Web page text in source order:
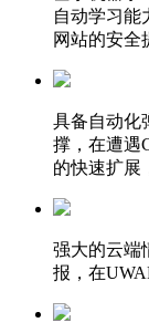
自动学习能
网站的安全
具备自动化
撑，在遭遇
的快速扩展
强大的云端
报，在